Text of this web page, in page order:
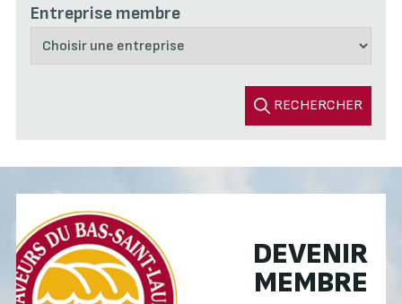
Entreprise membre
RECHERCHER
DEVENIR
MEMBRE